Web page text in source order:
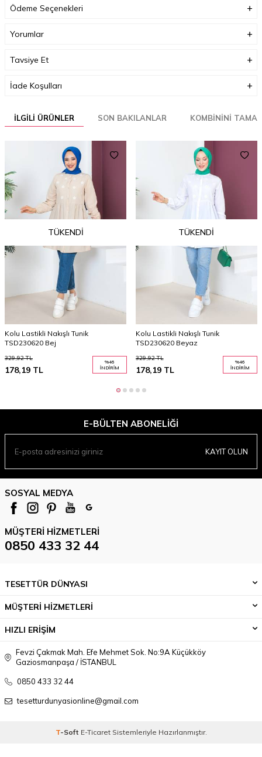
Bedenler Arası Ortalama 2 veya 3 cm Fark Bulunmaktadır.
Boyutlar (cm)
Ağırlık (Kg)
Ödeme Seçenekleri
Yorumlar
Tavsiye Et
İade Koşulları
İLGILI ÜRÜNLER SON BAKILANLAR KOMBININI
TÜKENDI
Kolu Lastikli Nakışlı Tunik
TSD230620 Bej
329,92TL
178,19 TL
%46
İNDIRIM
TÜKENDI
Kolu Lastikli Nakışlı Tunik
TSD230620 Beyaz
329,92TL
178,19TL
%46
İNDIRIM
E-BÜLTEN ABONELIĞI
KAYIT OLUN
SOSYAL MEDYA
MÜŞTERI HIZMETLERI
0850 433 32 44
TESETTÜR DÜNYASI
MÜŞTERİ HİZMETLERİ
HIZLI ERİŞİM
Fevzi Çakmak Mah. Efe Mehmet Sok. No:9A Küçükköy
Gaziosmanpaşa / İSTANBUL
0850 433 32 44
tesetturdunyasionline@gmail.com
T-Soft E-TicaretSistemleriyle Hazırlanmıştır.